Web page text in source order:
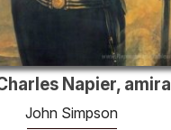
Napier, amiral
John Simpson